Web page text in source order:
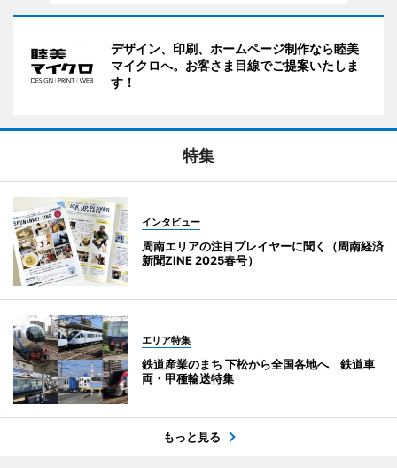
デザイン、印刷、ホームページ制作なら睦美
マイクロへ。お客さま目線でご提案いたしま
す！
特集
インタビュー
周南エリアの注目プレイヤーに聞く（周南経済
新聞ZINE 2025春号）
エリア特集
鉄道産業のまち 下松から全国各地へ 鉄道車
両・甲種輸送特集
もっと見る